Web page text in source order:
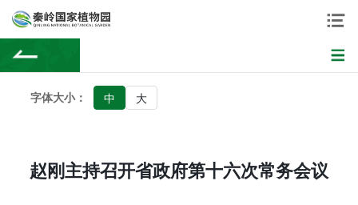
字体大小： 中 大
赵刚主持召开省政府第十六次常务会议